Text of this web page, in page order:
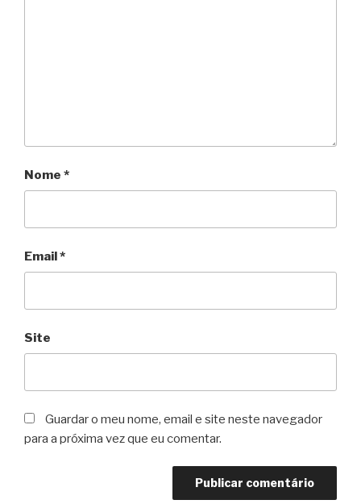
Nome *
Email*
Site
Guardar o meu nome, email e site neste navegador
para a próxima vez que eu comentar.